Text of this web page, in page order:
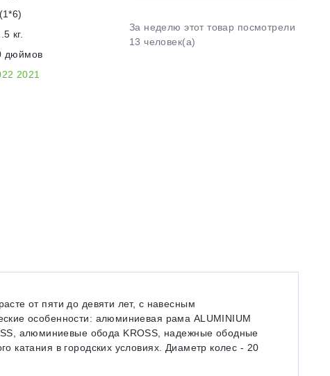
кг.
дюймов
2021
За неделю этот товар посмотрели
13 человек(а)
от пяти до девяти лет, с навесным
особенности: алюминиевая рама ALUMINIUM
алюминиевые обода KROSS, надежные ободные
катания в городских условиях. Диаметр колес - 20